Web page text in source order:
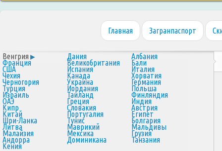
Главная Загранпаспорт
Венгрия Дания Албания
Франция Великобритания Бали
США Испания Италия
Чехия Канада Хорватия
Черногория Украина Германия
Турция Иордания Польша
Израиль Таиланд Финляндия
ОАЭ Греция Индия
Кипр Словакия Австрия
Китай Португалия Египет
Шри-Ланка Тунис Болгария
Литва Маврикий Мальдивы
Малайзия Мексика Грузия
Андорра Доминикана Танзания
Кения